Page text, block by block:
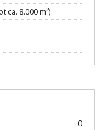
8.000 m²)
0